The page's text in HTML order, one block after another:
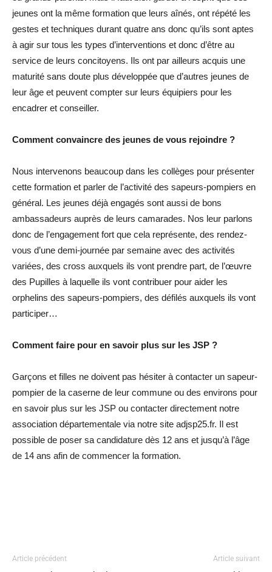
jeunes ont la même formation que leurs aînés, ont répété les
gestes et techniques durant quatre ans donc qu’ils sont aptes
à agir sur tous les types d’interventions et donc d’être au
service de leurs concitoyens. Ils ont par ailleurs acquis une
maturité sans doute plus développée que d’autres jeunes de
leur âge et peuvent compter sur leurs équipiers pour les
encadrer et conseiller.
Comment convaincre des jeunes de vous rejoindre ?
Nous intervenons beaucoup dans les collèges pour présenter
cette formation et parler de l’activité des sapeurs-pompiers en
général. Les jeunes déjà engagés sont aussi de bons
ambassadeurs auprès de leurs camarades. Nos leur parlons
donc de l’engagement fort que cela représente, des rendez-
vous d’une demi-journée par semaine avec des activités
variées, des cross auxquels ils vont prendre part, de l’œuvre
des Pupilles à laquelle ils vont contribuer pour aider les
orphelins des sapeurs-pompiers, des défilés auxquels ils vont
participer…
Comment faire pour en savoir plus sur les JSP ?
Garçons et filles ne doivent pas hésiter à contacter un sapeur-
pompier de la caserne de leur commune ou des environs pour
en savoir plus sur les JSP ou contacter directement notre
association départementale via notre site adjsp25.fr. Il est
possible de poser sa candidature dès 12 ans et jusqu’à l’âge
de 14 ans afin de commencer la formation.
Article précédent Article suivant